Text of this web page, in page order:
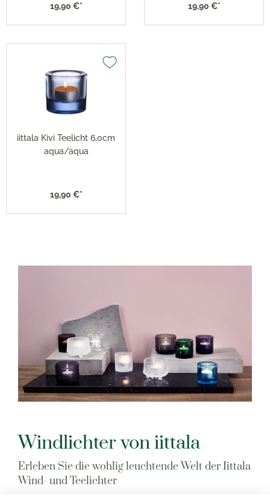
19,90 €* 19,90 €*
iittala Kivi Teelicht 6,0cm
aqua/aqua
19,90 €*
Windlichter von iittala
Erleben Sie die wohlig leuchtende Welt der Iittala
Wind- und Teelichter